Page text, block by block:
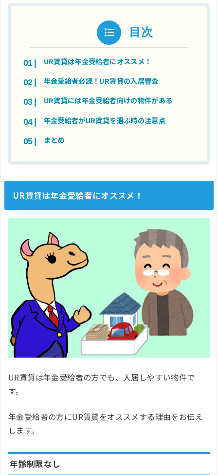
目次
UR賃貸は年金受給者にオススメ！
年金受給者必読！UR賃貸の入居審査
UR賃貸には年金受給者向けの物件がある
年金受給者がUR賃貸を選ぶ時の注意点
まとめ
UR賃貸は年金受給者にオススメ！
UR賃貸は年金受給者の方でも、入居しやすい物件で
す。
年金受給者の方にUR賃貸をオススメする理由をお伝え
します。
年齢制限なし